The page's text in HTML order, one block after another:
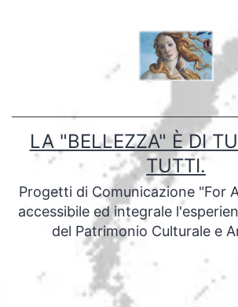
LA "BELLEZZA" È DI
TUTTI.
Progetti di Comunicazione "For
accessibile ed integrale
del Patrimonio Culturale e